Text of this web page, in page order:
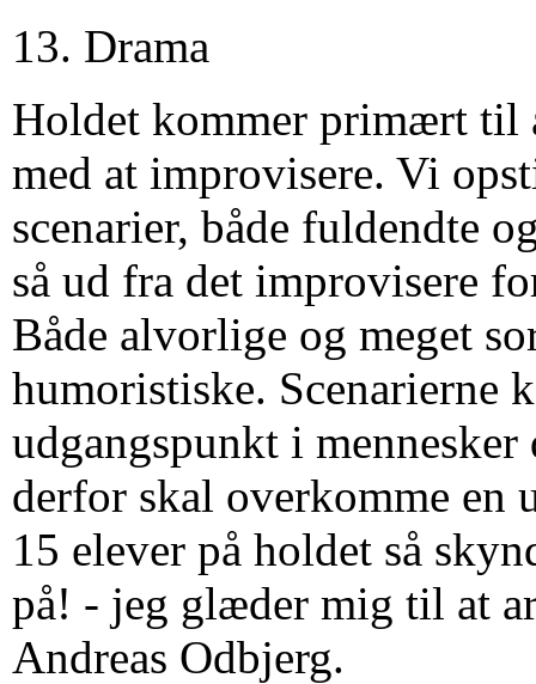
13. Drama
Holdet kommer primært til
med at improvisere. Vi
scenarier, både fuldendte
så ud fra det improvisere
Både alvorlige og meget
humoristiske. Scenarierne
udgangspunkt i mennesker
derfor skal overkomme en
15 elever på holdet så
på! - jeg glæder mig til at
Andreas Odbjerg.